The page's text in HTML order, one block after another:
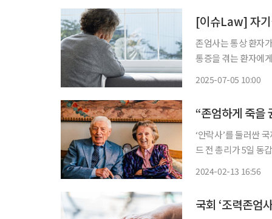
[이슈Law] 자기
존엄사는 통상 환자
통증을 겪는 환자에
2025-07-05 10:00
‘안락사’를 둘러싼
드 전 총리가 5일 동갑내기 부인과 93세를 일기로 고향인 네덜란드 동부 네이메현에서 동반
2024-02-13 16:56
국회 ‘조력존엄